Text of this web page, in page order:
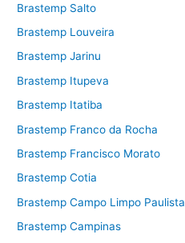
Brastemp Salto
Brastemp Louveira
Brastemp Jarinu
Brastemp Itupeva
Brastemp Itatiba
Brastemp Franco da Rocha
Brastemp Francisco Morato
Brastemp Cotia
Brastemp Campo Limpo Paulista
Brastemp Campinas